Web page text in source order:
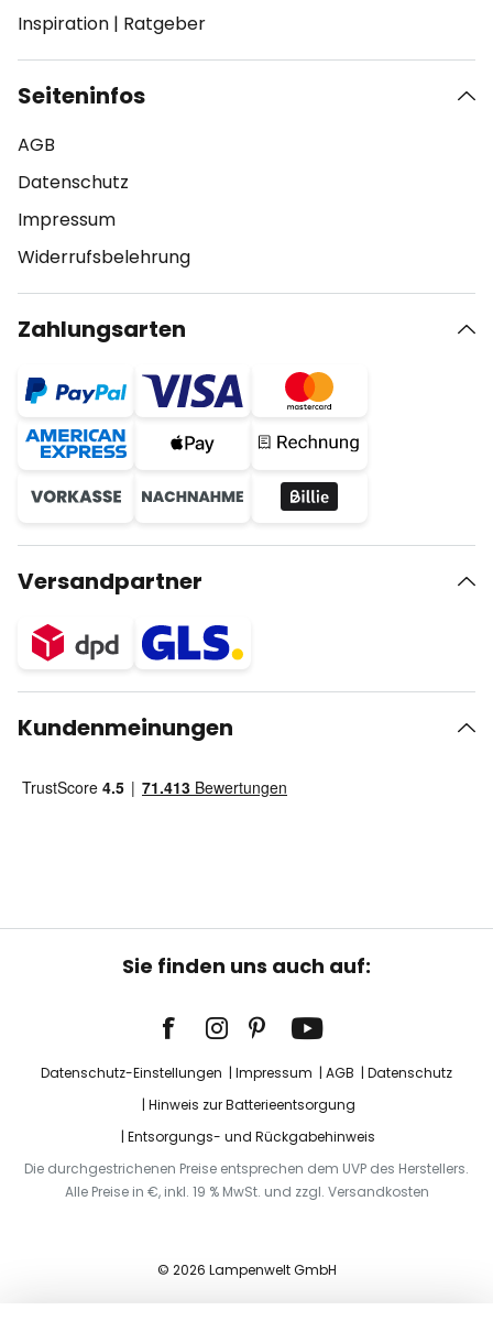
Inspiration | Ratgeber
Seiteninfos
AGB
Datenschutz
Impressum
Widerrufsbelehrung
Zahlungsarten
Versandpartner
Kundenmeinungen
Sie finden uns auch auf:
Datenschutz-Einstellungen Impressum AGB
Datenschutz
Hinweis zur Batterieentsorgung
Entsorgungs- und Rückgabehinweis
Die durchgestrichenen Preise entsprechen dem UVP des Herstellers.
Alle Preise in €, inkl. 19 % MwSt. und zzgl. Versandkosten
© 2026 Lampenwelt GmbH